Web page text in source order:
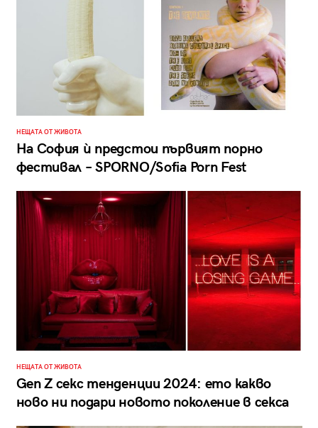
НЕЩАТА ОТ ЖИВОТА
На София ѝ предстои първият порно
фестивал – SPORNO/Sofia Porn Fest
НЕЩАТА ОТ ЖИВОТА
Gen Z секс тенденции 2024: eто какво
ново ни подари новото поколение в секса